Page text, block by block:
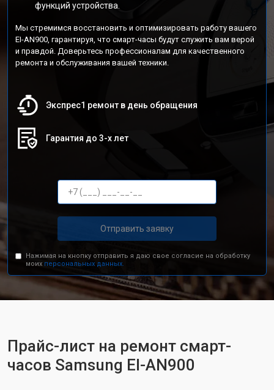
функций устройства.
Мы стремимся восстановить и оптимизировать работу вашего
EI-AN900, гарантируя, что смарт-часы будут служить вам верой
и правдой. Доверьтесь профессионалам для качественного
ремонта и обслуживания вашей техники.
Экспрес1 ремонт в день обращения
Гарантия до 3-х лет
Отправить заявку
Нажимая на кнопку отправить я даю свое согласие на обработку
моих персональных данных.
Прайс-лист на ремонт смарт-
часов Samsung EI-AN900